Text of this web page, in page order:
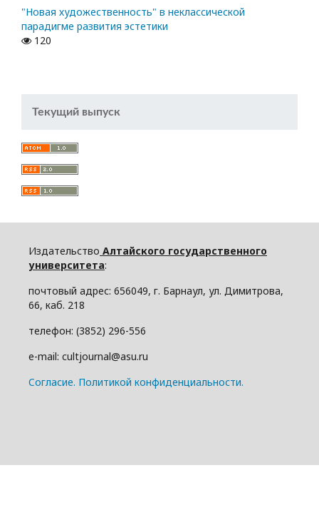
"Новая художественность" в неклассической
парадигме развития эстетики
120
Текущий выпуск
Издательство Алтайского государственного
университета:
почтовый адрес: 656049, г. Барнаул, ул. Димитрова,
66, каб. 218
телефон: (3852) 296-556
e-mail: cultjournal@asu.ru
Cогласие. Политикой конфиденциальности.